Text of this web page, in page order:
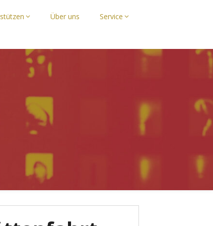
Über uns Service